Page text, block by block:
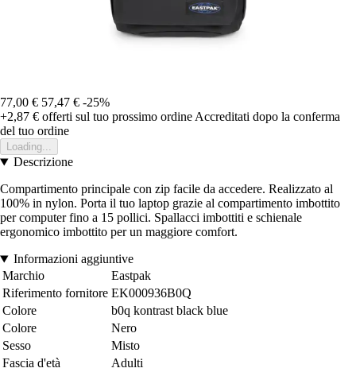
77,00 € 57,47 € -25%
+2,87 € offerti sul tuo prossimo ordine Accreditati dopo la conferma
del tuo ordine
Loading...
Descrizione
Compartimento principale con zip facile da accedere. Realizzato al
100% in nylon. Porta il tuo laptop grazie al compartimento imbottito
per computer fino a 15 pollici. Spallacci imbottiti e schienale
ergonomico imbottito per un maggiore comfort.
Informazioni aggiuntive
Marchio
Eastpak
Riferimento fornitore EK000936B0Q
Colore
b0q kontrast black blue
Colore
Nero
Sesso
Misto
Fascia d'età
Adulti